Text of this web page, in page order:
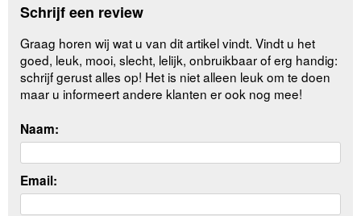
Schrijf een review
Graag horen wij wat u van dit artikel vindt. Vindt u het
goed, leuk, mooi, slecht, lelijk, onbruikbaar of erg handig:
schrijf gerust alles op! Het is niet alleen leuk om te doen
maar u informeert andere klanten er ook nog mee!
Naam:
Email: